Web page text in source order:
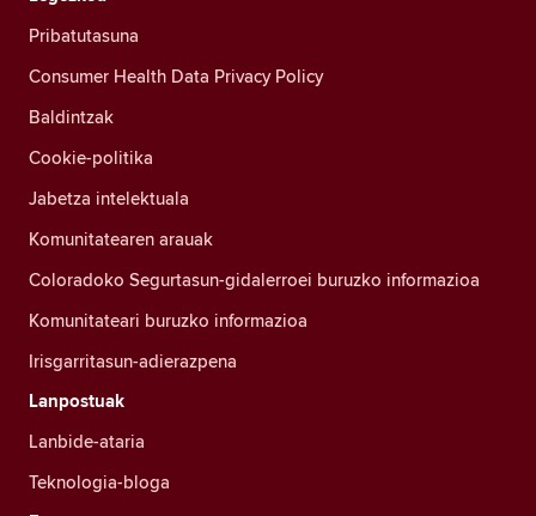
Pribatutasuna
Consumer Health Data Privacy Policy
Baldintzak
Cookie-politika
Jabetza intelektuala
Komunitatearen arauak
Coloradoko Segurtasun-gidalerroei buruzko informazioa
Komunitateari buruzko informazioa
Irisgarritasun-adierazpena
Lanpostuak
Lanbide-ataria
Teknologia-bloga